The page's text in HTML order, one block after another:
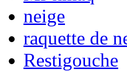
neige
raquette de
Restigouche